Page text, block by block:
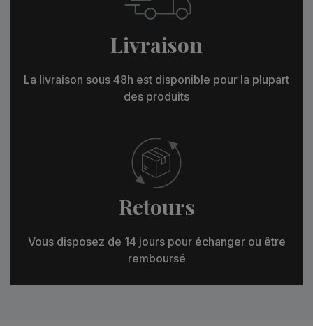
Livraison
La livraison sous 48h est disponible pour la plupart
des produits
Retours
Vous disposez de 14 jours pour échanger ou être
remboursé